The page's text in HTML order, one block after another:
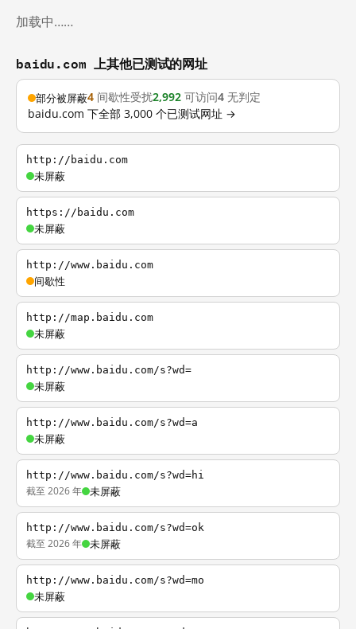
加载中……
baidu.com 上其他已测试的网址
部分被屏蔽4 间歇性受扰2,992 可访问4 无判定
baidu.com 下全部 3,000 个已测试网址 →
http://baidu.com
未屏蔽
https://baidu.com
未屏蔽
http://www.baidu.com
间歇性
http://map.baidu.com
未屏蔽
http://www.baidu.com/s?wd=
未屏蔽
http://www.baidu.com/s?wd=a
未屏蔽
http://www.baidu.com/s?wd=hi
截至 2026 年 未屏蔽
http://www.baidu.com/s?wd=ok
截至 2026 年 未屏蔽
http://www.baidu.com/s?wd=mo
未屏蔽